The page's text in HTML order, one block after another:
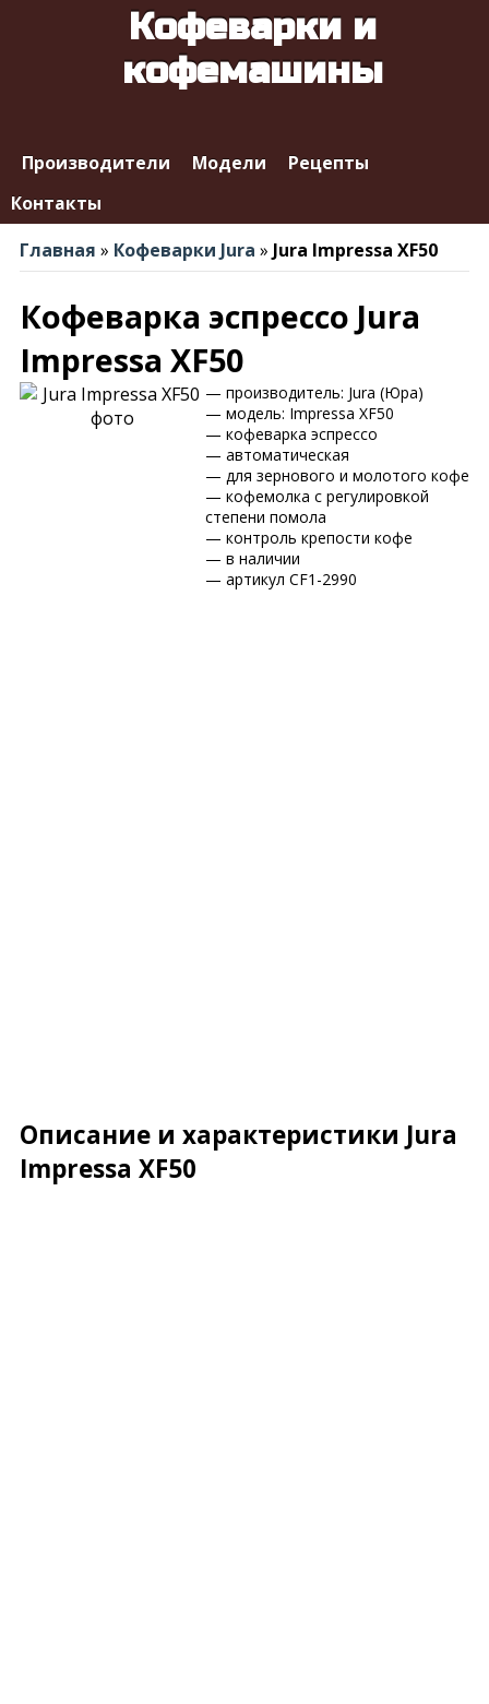
Кофеварки и
кофемашины
Производители Модели
Рецепты
Контакты
Главная » Кофеварки Jura » Jura Impressa XF50
Кофеварка эспрессо Jura
Impressa XF50
— производитель: Jura (Юра)
— модель: Impressa XF50
— кофеварка эспрессо
— автоматическая
— для зернового и молотого кофе
— кофемолка с регулировкой
степени помола
— контроль крепости кофе
— в наличии
— артикул CF1-2990
Описание и характеристики Jura
Impressa XF50